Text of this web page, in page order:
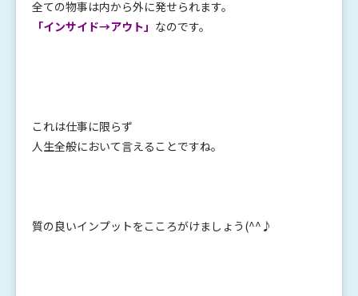
全ての物事は内から外に発せられます。
「インサイド→アウト」 なのです。
これは仕事に限らず
人生全般において言えることですね。
質の良いインプットをこころがけましょう(^^♪